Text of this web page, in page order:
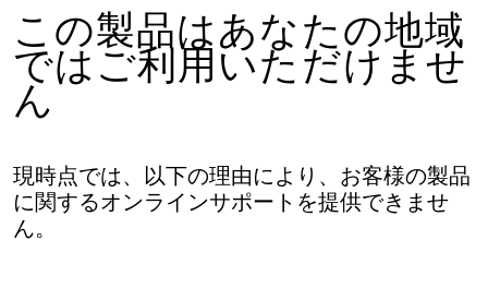
この製品はあなたの地域
ではご利用いただけませ
ん
現時点では、以下の理由により、お客様の製品
に関するオンラインサポートを提供できませ
ん。